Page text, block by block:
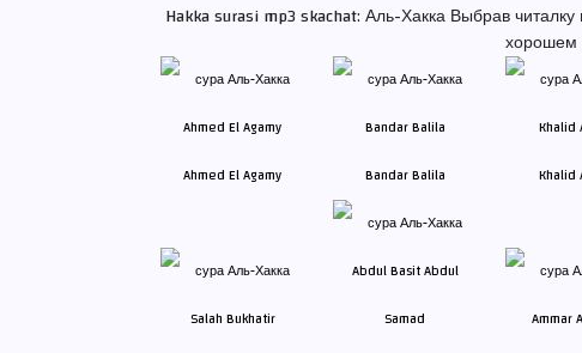
Hakka surasi mp3 skachat: Аль-Хакка Выбрав
хорошем
Ahmed El Agamy Bandar Balila Khalid